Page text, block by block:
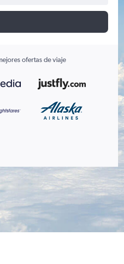
ofertas de viaje